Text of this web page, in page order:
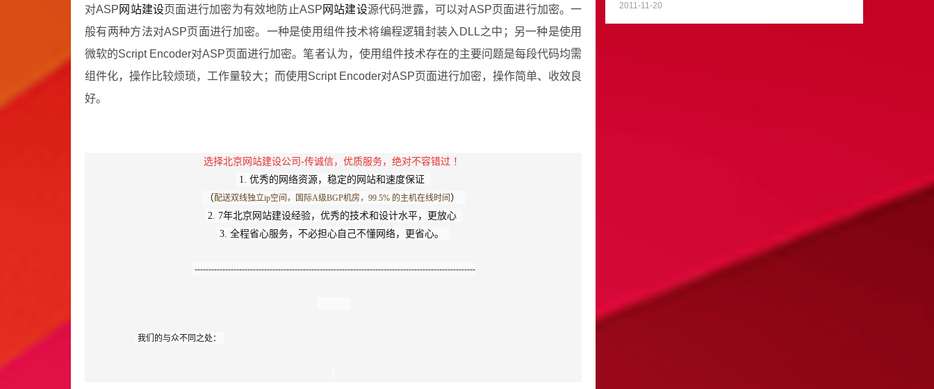
对ASP 网站建设页面进行加密为有效地防止ASP 网站建设源代码泄露，可以对ASP页面进行加密。一
般有两种方法对ASP页面进行加密。一种是使用组件技术将编程逻辑封装入DLL之中；另一种是使用
微软的Script Encoder对ASP页面进行加密。笔者认为，使用组件技术存在的主要问题是每段代码均需
组件化，操作比较烦琐，工作量较大；而使用Script Encoder对ASP页面进行加密，操作简单、收效良
好。
选择北京网站建设公司-传诚信，优质服务，绝对不容错过 ！
1. 优秀的网络资源，稳定的网站和速度保证
（配送双线独立ip空间，国际A级BGP机房，99.5% 的主机在线时间 ）
2. 7年北京网站建设经验，优秀的技术和设计水平，更放心
3. 全程省心服务，不必担心自己不懂网络，更省心。
-----------------------------------------------------------------------------------------------------
我们的与众不同之处：
2011-11-20